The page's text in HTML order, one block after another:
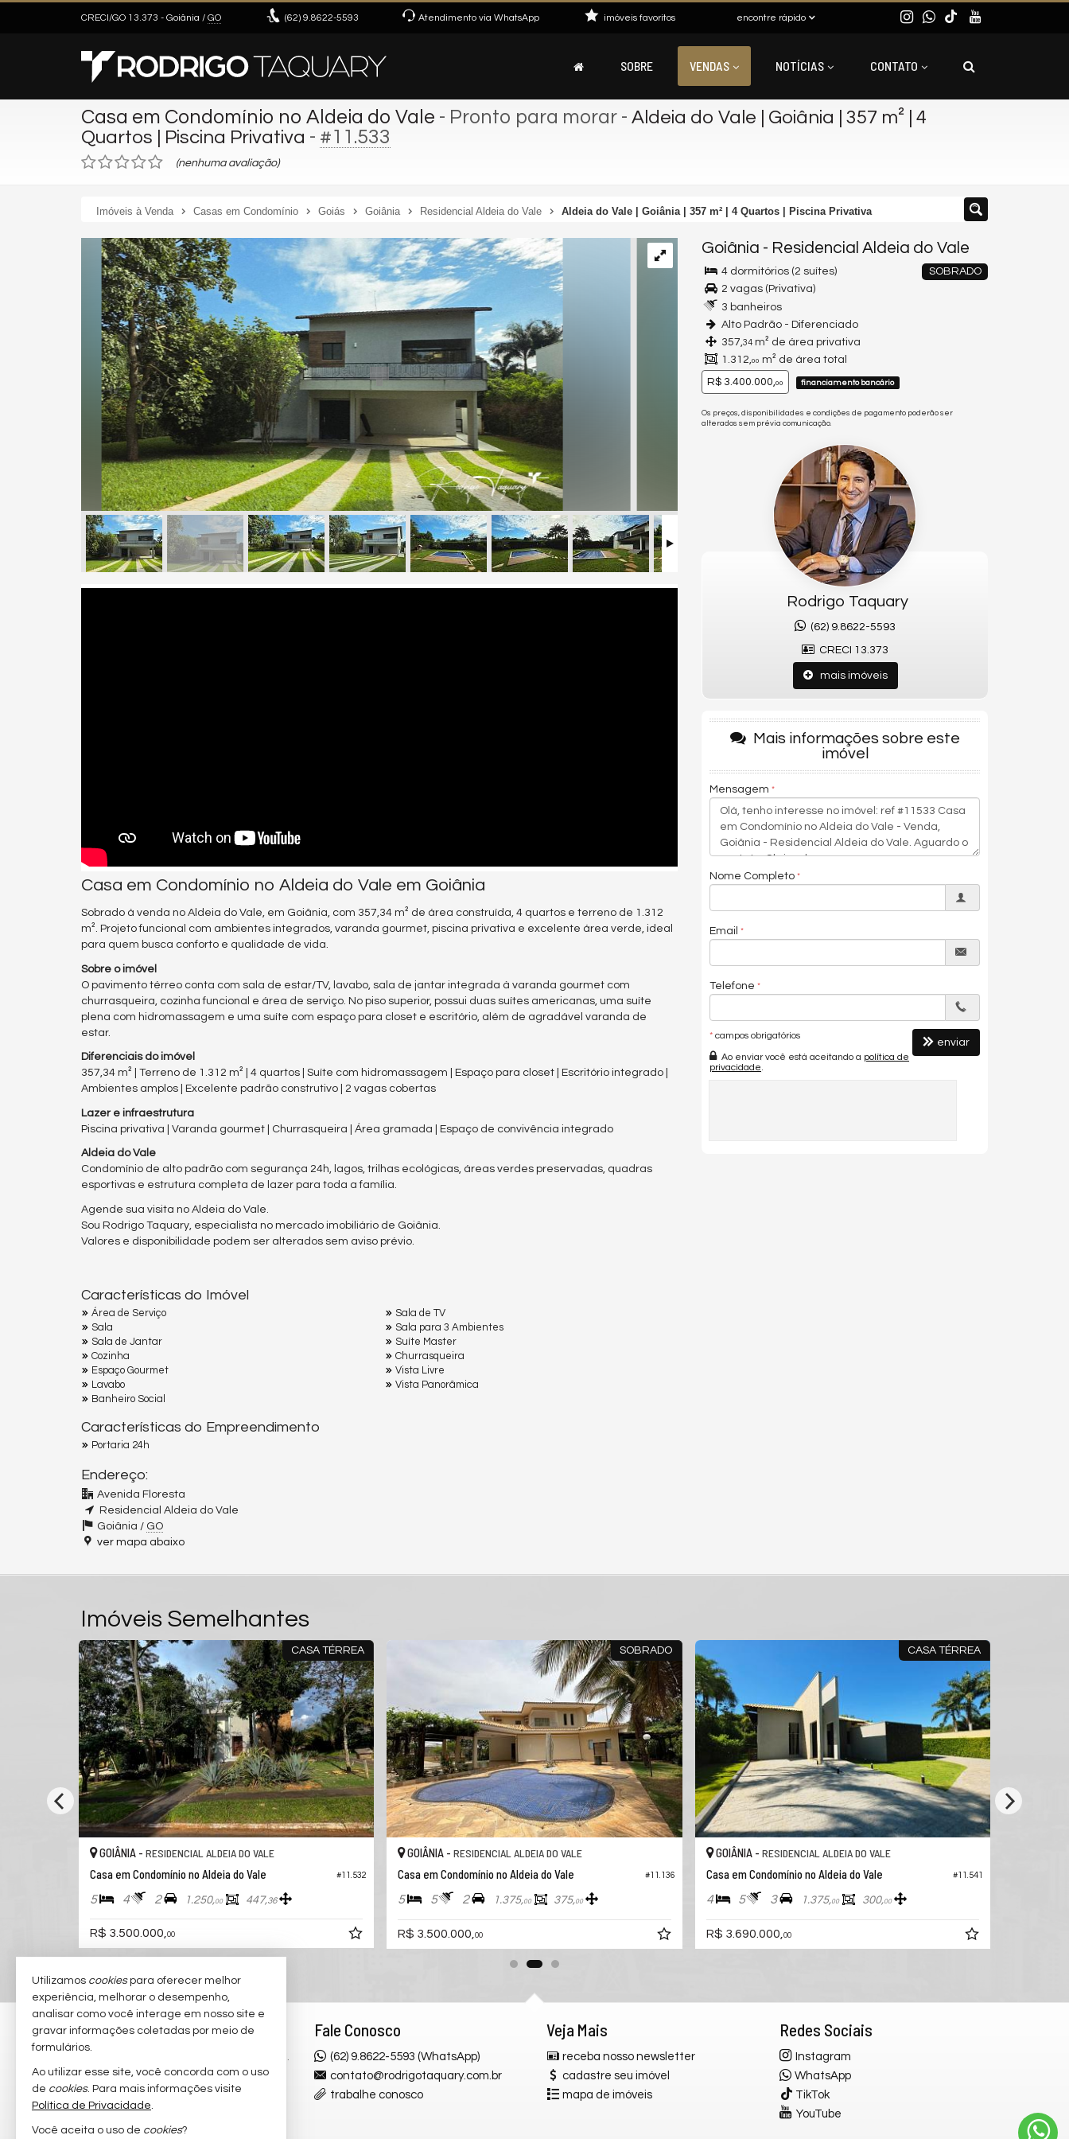
CRECI/GO 13.373 - Goiânia / GO (62) 9.8622-5593 Atendimento via WhatsApp encontre rápido
imóveis favoritos
SOBRE VENDAS NOTÍCIAS CONTATO
Casa em Condomínio no Aldeia do Vale - Pronto para morar - Aldeia do Vale | Goiânia | 357 m² | 4
Quartos | Piscina Privativa - #11.533
(nenhuma avaliação)
Imóveis à Venda Casas em Condomínio Goiás Goiânia Residencial Aldeia do Vale Aldeia do Vale | Goiânia | 357 m² | 4 Quartos | Piscina Privativa
Casa em Condomínio no Aldeia do Vale em Goiânia
Sobrado à venda no Aldeia do Vale, em Goiânia, com 357,34 m² de área construída, 4 quartos e terreno de 1.312
m². Projeto funcional com ambientes integrados, varanda gourmet, piscina privativa e excelente área verde, ideal
para quem busca conforto e qualidade de vida.
Sobre o imóvel
O pavimento térreo conta com sala de estar/TV, lavabo, sala de jantar integrada à varanda gourmet com
churrasqueira, cozinha funcional e área de serviço. No piso superior, possui duas suítes americanas, uma suíte
plena com hidromassagem e uma suíte com espaço para closet e escritório, além de agradável varanda de
estar.
Diferenciais do imóvel
357,34 m² | Terreno de 1.312 m² | 4 quartos | Suíte com hidromassagem | Espaço para closet | Escritório integrado |
Ambientes amplos | Excelente padrão construtivo | 2 vagas cobertas
Lazer e infraestrutura
Piscina privativa | Varanda gourmet | Churrasqueira | Área gramada | Espaço de convivência integrado
Aldeia do Vale
Condomínio de alto padrão com segurança 24h, lagos, trilhas ecológicas, áreas verdes preservadas, quadras
esportivas e estrutura completa de lazer para toda a família.
Agende sua visita no Aldeia do Vale.
Sou Rodrigo Taquary, especialista no mercado imobiliário de Goiânia.
Valores e disponibilidade podem ser alterados sem aviso prévio.
Características do Imóvel
Área de Serviço
Sala
Sala de Jantar
Cozinha
Espaço Gourmet
Lavabo
Banheiro Social
Sala de TV
Sala para 3 Ambientes
Suíte Master
Churrasqueira
Vista Livre
Vista Panorâmica
Características do Empreendimento
Portaria 24h
Endereço:
Avenida Floresta
Residencial Aldeia do Vale
Goiânia / GO
ver mapa abaixo
Goiânia - Residencial Aldeia do Vale
SOBRADO
4 dormitórios (2 suítes)
2 vagas (Privativa)
3 banheiros
Alto Padrão - Diferenciado
357,34 m² de área privativa
1.312,00 m² de área total
R$ 3.400.000,00 financiamento bancário
Os preços, disponibilidades e condições de pagamento poderão ser
alterados sem prévia comunicação.
Rodrigo Taquary
(62) 9.8622-5593
CRECI 13.373
mais imóveis
Mais informações sobre este
imóvel
Mensagem
Nome Completo
Email
Telefone
* campos obrigatórios
Ao enviar você está aceitando a política de
privacidade
enviar
Imóveis Semelhantes
CASA TÉRREA
#11.541
GOIÂNIA -RESIDENCIAL ALDEIA DO VALE
Casa em Condomínio no Aldeia do Vale
4 5 3 1.375,00 300, 00
R$ 3.690.000,
SOBRADO
#11.177
GOIÂNIA -RESIDENCIAL ALDEIA DO VALE
Casa em Condomínio no Aldeia do Vale
5 2 3 1.296,00 413,00
R$ 3.480.000,
SOBRADO
#11.554
GOIÂNIA -RESIDENCIAL ALDEIA DO VALE
Casa em Condomínio no Aldeia do Vale
4 4 3 1.311,78 437,00
R$ 3.900.000,
Rodrigo Taquary
243A, Lt. 1
Ed. Prospère, Loja 01, My Broker
Imobiliária
St. Marista - 74175-020
Fale Conosco
(62) 9.8622-5593 (WhatsApp)
contato@rodrigotaquary.com.br
trabalhe conosco
Veja Mais
receba nosso newsletter
cadastre seu imóvel
mapa de imóveis
Redes Sociais
Instagram
WhatsApp
TikTok
YouTube
Utilizamos cookiespara oferecer melhor
experiência, melhorar o desempenho,
analisar como você interage em nosso site e
gravar informações coletadas por meio de
formulários.
Ao utilizar esse site, você concorda com o uso
de cookies. Para mais informações visite
Política de Privacidade.
Você aceita o uso de cookies?